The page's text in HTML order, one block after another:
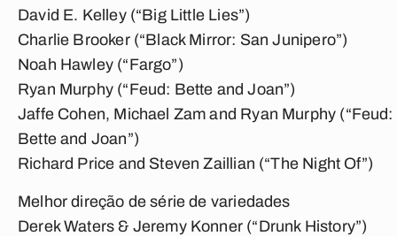
David E. Kelley (“Big Little Lies”)
Charlie Brooker (“Black Mirror: San Junipero”)
Noah Hawley (“Fargo”)
Ryan Murphy (“Feud: Bette and Joan”)
Jaffe Cohen, Michael Zam and Ryan Murphy (“Feud:
Bette and Joan”)
Richard Price and Steven Zaillian (“The Night Of”)
Melhor direção de série de variedades
Derek Waters & Jeremy Konner (“Drunk History”)